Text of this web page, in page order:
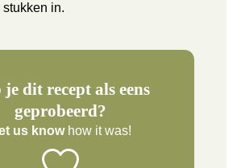
in.
je dit recept als eens
geprobeerd?
us knowhow it was!